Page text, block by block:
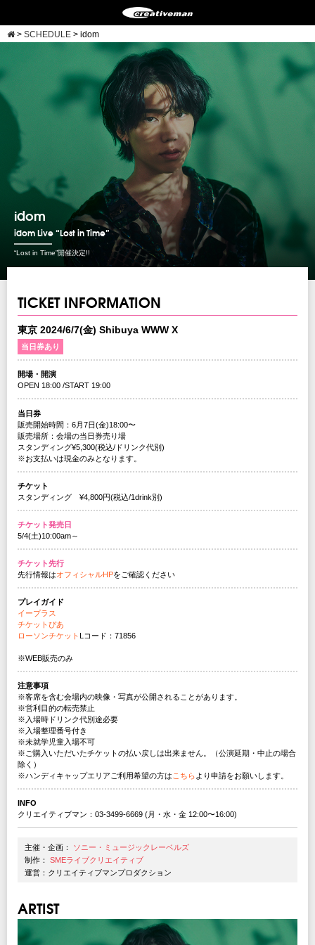
> SCHEDULE > idom
idom
idom Live “Lost in Time”
“Lost in Time”開催決定!!
TICKET INFORMATION
東京 2024/6/7(金) Shibuya WWW X
当日券あり
開場・開演
OPEN 18:00 /START 19:00
当日券
販売開始時間：6月7日(金)18:00〜
販売場所：会場の当日券売り場
スタンディング¥5,300(税込/ドリンク代別)
※お支払いは現金のみとなります。
チケット
スタンディング ¥4,800円(税込/1drink別)
チケット発売日
5/4(土)10:00am～
チケット先行
先行情報はオフィシャルHPをご確認ください
プレイガイド
イープラス
チケットぴあ
ローソンチケットLコード：71856
※WEB販売のみ
注意事項
※客席を含む会場内の映像・写真が公開されることがあります。
※営利目的の転売禁止
※入場時ドリンク代別途必要
※入場整理番号付き
※未就学児童入場不可
※ご購入いただいたチケットの払い戻しは出来ません。（公演延期・中止の場合
除く）
※ハンディキャップエリアご利用希望の方は こちら より申請をお願いします。
INFO
クリエイティブマン：03-3499-6669 (月・水・金 12:00〜16:00)
主催・企画： ソニー・ミュージックレーベルズ
制作： SMEライブクリエイティブ
運営：クリエイティブマンプロダクション
ARTIST